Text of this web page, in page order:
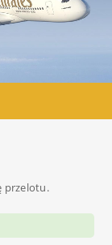
przelotu.